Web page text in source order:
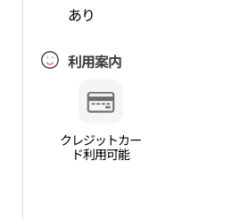
あり
利用案内
クレジットカー
ド利用可能